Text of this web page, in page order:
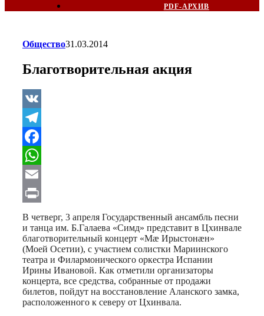
PDF-АРХИВ
Общество31.03.2014
Благотворительная акция
VK
Telegram
Facebook
WhatsApp
Email
Print
В четверг, 3 апреля Государственный ансамбль песни
и танца им. Б.Галаева «Симд» представит в Цхинвале
благотворительный концерт «Мæ Ирыстонæн»
(Моей Осетии), с участием солистки Мариинского
театра и Филармонического оркестра Испании
Ирины Ивановой. Как отметили организаторы
концерта, все средства, собранные от продажи
билетов, пойдут на восстановление Аланского замка,
расположенного к северу от Цхинвала.